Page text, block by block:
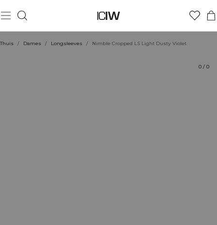
Thuis / Dames / Longsleeves / Nimble Cropped LS Light Dusty Violet
0 / 0